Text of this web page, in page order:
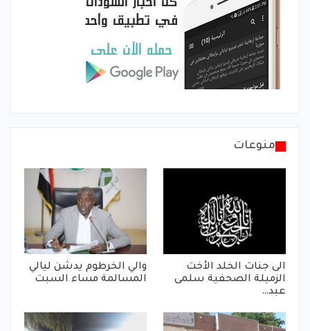
منوعات
الى جنات الخلد الأخت
الزميلة الصحفية سلمى
عبد…
والي الخرطوم يدشن ليالي
المسالمة مساء السبت